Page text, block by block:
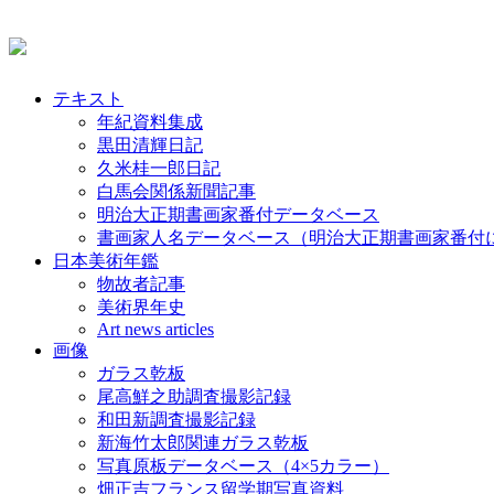
テキスト
年紀資料集成
黒田清輝日記
久米桂一郎日記
白馬会関係新聞記事
明治大正期書画家番付データベース
書画家人名データベース（明治大正期書画家番付
日本美術年鑑
物故者記事
美術界年史
Art news articles
画像
ガラス乾板
尾高鮮之助調査撮影記録
和田新調査撮影記録
新海竹太郎関連ガラス乾板
写真原板データベース（4×5カラー）
畑正吉フランス留学期写真資料